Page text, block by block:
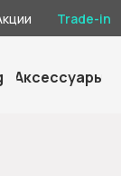
Trade-in
Аксессуары